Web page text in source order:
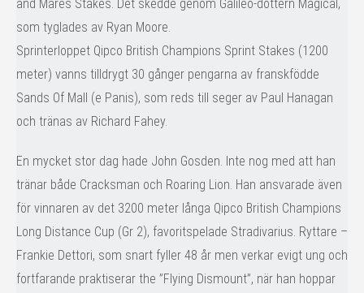
and Mares Stakes. Det skedde genom Galileo-dottern Magical,
som tyglades av Ryan Moore.
Sprinterloppet Qipco British Champions Sprint Stakes (1200
meter) vanns tilldrygt 30 gånger pengarna av franskfödde
Sands Of Mall (e Panis), som reds till seger av Paul Hanagan
och tränas av Richard Fahey.
En mycket stor dag hade John Gosden. Inte nog med att han
tränar både Cracksman och Roaring Lion. Han ansvarade även
för vinnaren av det 3200 meter långa Qipco British Champions
Long Distance Cup (Gr 2), favoritspelade Stradivarius. Ryttare –
Frankie Dettori, som snart fyller 48 år men verkar evigt ung och
fortfarande praktiserar the ”Flying Dismount”, när han hoppar